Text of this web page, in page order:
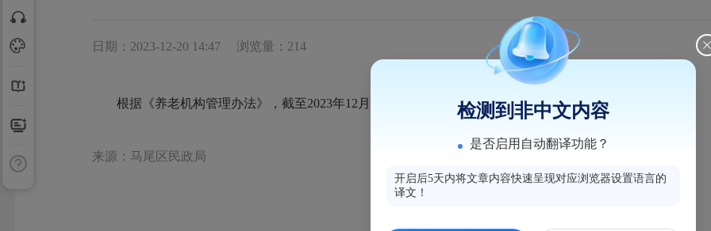
日期：2023-12-20 14:47 浏览量：214
根据《养老机构管理办法》，截至2023年12月，马尾区未产生对养老机构的行政处罚信息。
来源：马尾区民政局
检测到非中文内容
是否启用自动翻译功能？
开启后5天内将文章内容快速呈现对应浏览器设置语言的
译文！